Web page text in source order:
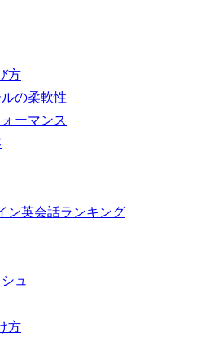
方
の柔軟性
ーマンス
ン英会話ランキング
ュ
方